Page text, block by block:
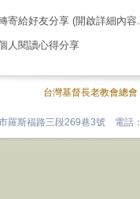
寄給好友分享 (開啟詳細內容
人閱讀心得分享
台灣基督長老教會總會
羅斯福路三段269巷3號 電